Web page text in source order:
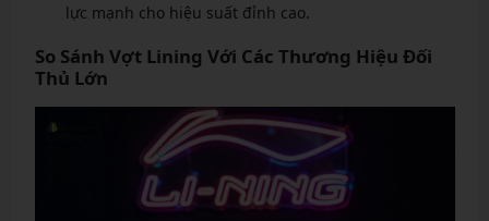
lực mạnh cho hiệu suất đỉnh cao.
So Sánh Vợt Lining Với Các Thương Hiệu Đối
Thủ Lớn